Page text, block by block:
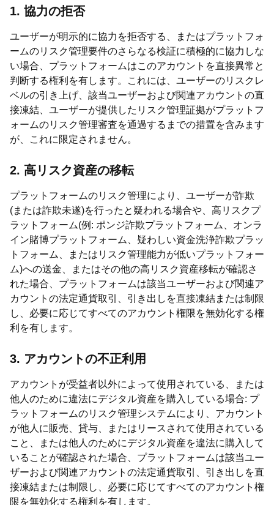
1. 協力の拒否
ユーザーが明示的に協力を拒否する、またはプラットフォ
ームのリスク管理要件のさらなる検証に積極的に協力しな
い場合、プラットフォームはこのアカウントを直接異常と
判断する権利を有します。これには、ユーザーのリスクレ
ベルの引き上げ、該当ユーザーおよび関連アカウントの直
接凍結、ユーザーが提供したリスク管理証拠がプラットフ
ォームのリスク管理審査を通過するまでの措置を含みます
が、これに限定されません。
2. 高リスク資産の移転
プラットフォームのリスク管理により、ユーザーが詐欺
(または詐欺未遂)を行ったと疑われる場合や、高リスクプ
ラットフォーム(例: ポンジ詐欺プラットフォーム、オンラ
イン賭博プラットフォーム、疑わしい資金洗浄詐欺プラッ
トフォーム、またはリスク管理能力が低いプラットフォー
ム)への送金、またはその他の高リスク資産移転が確認さ
れた場合、プラットフォームは該当ユーザーおよび関連ア
カウントの法定通貨取引、引き出しを直接凍結または制限
し、必要に応じてすべてのアカウント権限を無効化する権
利を有します。
3. アカウントの不正利用
アカウントが受益者以外によって使用されている、または
他人のために違法にデジタル資産を購入している場合: プ
ラットフォームのリスク管理システムにより、アカウント
が他人に販売、貸与、またはリースされて使用されている
こと、または他人のためにデジタル資産を違法に購入して
いることが確認された場合、プラットフォームは該当ユー
ザーおよび関連アカウントの法定通貨取引、引き出しを直
接凍結または制限し、必要に応じてすべてのアカウント権
限を無効化する権利を有します。